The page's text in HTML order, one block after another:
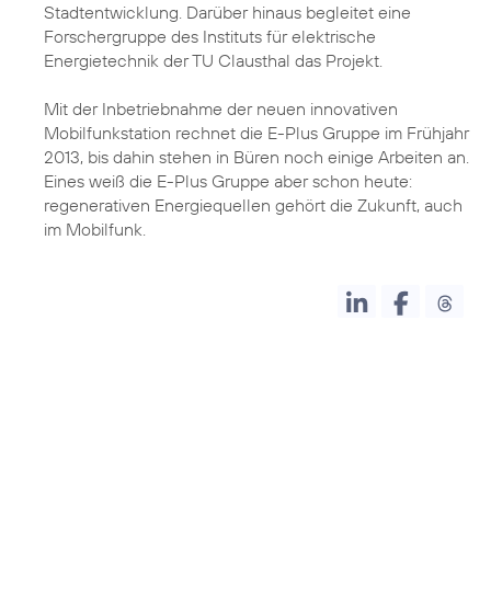
Stadtentwicklung. Darüber hinaus begleitet eine
Forschergruppe des Instituts für elektrische
Energietechnik der TU Clausthal das Projekt.
Mit der Inbetriebnahme der neuen innovativen
Mobilfunkstation rechnet die E-Plus Gruppe im Frühjahr
2013, bis dahin stehen in Büren noch einige Arbeiten an.
Eines weiß die E-Plus Gruppe aber schon heute:
regenerativen Energiequellen gehört die Zukunft, auch
im Mobilfunk.